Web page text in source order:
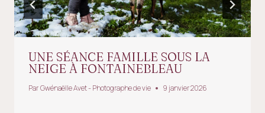
UNE SÉANCE FAMILLE SOUS LA
NEIGE À FONTAINEBLEAU
ParGwénaëlle Avet - Photographe de vie 9 janvier 2026